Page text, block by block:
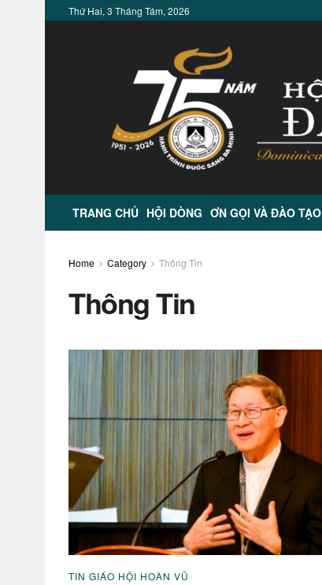
Thứ Hai, 3 Tháng Tám, 2026
TRANG CHỦ HỘI DÒNG ƠN GỌI VÀ ĐÀO TẠO
Home Category Thông Tin
Thông Tin
TIN GIÁO HỘI HOÀN VŨ